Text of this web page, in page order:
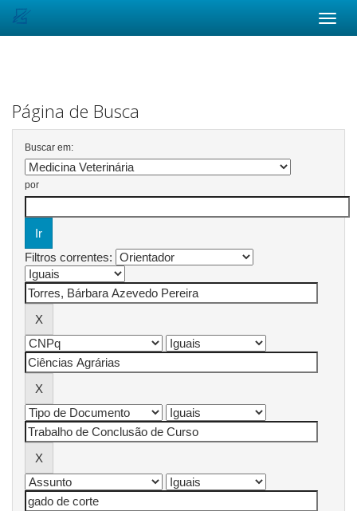
Página de Busca
Buscar em:
por
Filtros correntes: